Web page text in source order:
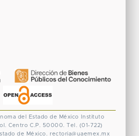
del Estado de México
Instituto
Centro C.P. 50000. Tel. (01-722)
de México. rectoria@uaemex.mx